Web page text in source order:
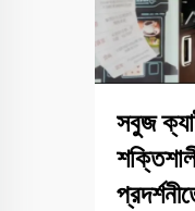
সবুজ